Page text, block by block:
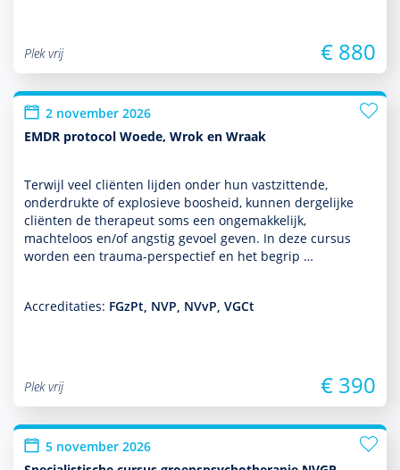
Plek vrij € 880
2 november 2026
EMDR protocol Woede, Wrok en Wraak
Terwijl veel cliënten lijden onder hun vastzittende,
onderdrukte of explosieve boosheid, kunnen dergelijke
cliënten de thera­peut soms een ongemakkelijk,
machteloos en/of angstig gevoel geven. In deze cursus
worden een trauma-perspec­tief en het begrip …
Accreditaties: FGzPt, NVP, NVvP, VGCt
Plek vrij € 390
5 november 2026